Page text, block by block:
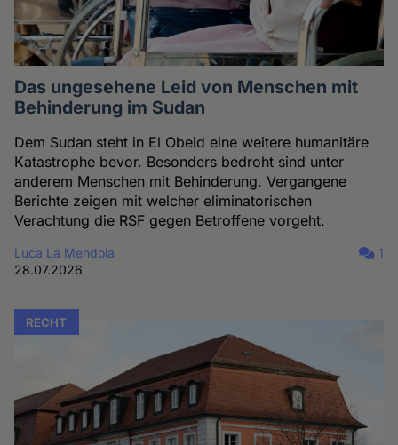
Das ungesehene Leid von Menschen mit
Behinderung im Sudan
Dem Sudan steht in El Obeid eine weitere humanitäre
Katastrophe bevor. Besonders bedroht sind unter
anderem Menschen mit Behinderung. Vergangene
Berichte zeigen mit welcher eliminatorischen
Verachtung die RSF gegen Betroffene vorgeht.
Luca La Mendola
28.07.2026
1
RECHT